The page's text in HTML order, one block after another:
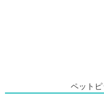
ペット